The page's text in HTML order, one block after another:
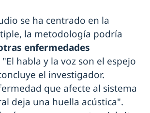
se ha centrado en la
la metodología podría
enfermedades
"El habla y la voz son el espejo
el investigador.
que afecte al sistema
deja una huella acústica".